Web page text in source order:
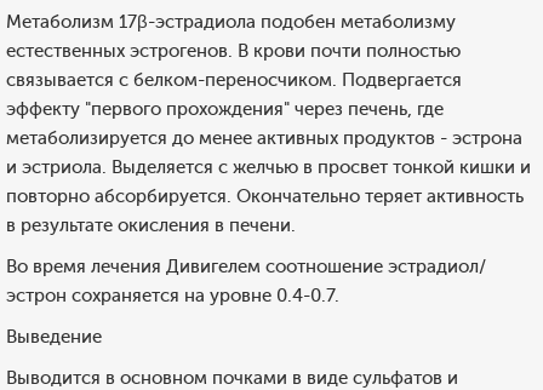
Метаболизм 17β-эстрадиола подобен метаболизму
естественных эстрогенов. В крови почти полностью
связывается с белком-переносчиком. Подвергается
эффекту "первого прохождения" через печень, где
метаболизируется до менее активных продуктов - эстрона
и эстриола. Выделяется с желчью в просвет тонкой кишки и
повторно абсорбируется. Окончательно теряет активность
в результате окисления в печени.
Во время лечения Дивигелем соотношение эстрадиол/
эстрон сохраняется на уровне 0.4-0.7.
Выведение
Выводится в основном почками в виде сульфатов и